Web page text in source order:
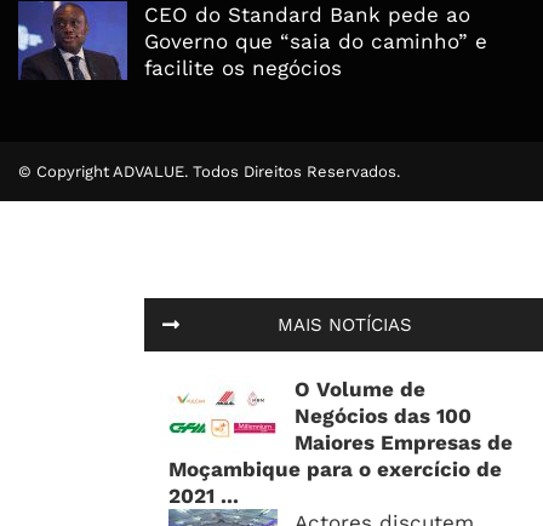
MAIS NOTÍCIAS
O Volume de
Negócios das 100
Maiores Empresas de
Moçambique para o exercício de
2021 ...
CEO do Standard Bank pede ao
Governo que “saia do caminho” e
facilite os negócios
© Copyright ADVALUE. Todos Direitos Reservados.